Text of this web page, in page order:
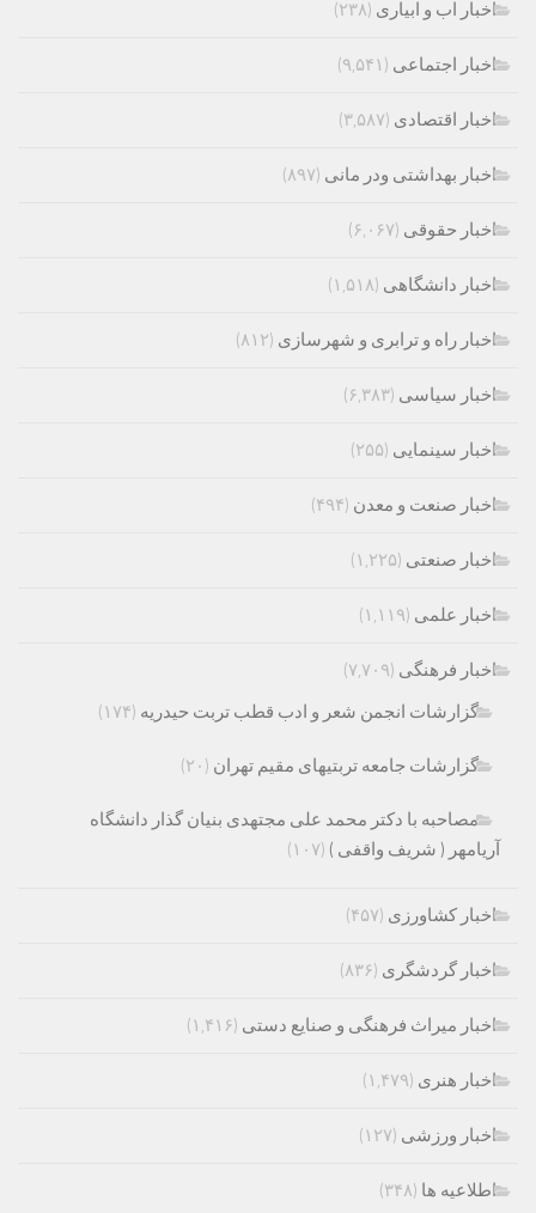
اخبار اب و ابیاری (۲۳۸)
اخبار اجتماعی (۹,۵۴۱)
اخبار اقتصادی (۳,۵۸۷)
اخبار بهداشتی ودر مانی (۸۹۷)
اخبار حقوقی (۶,۰۶۷)
اخبار دانشگاهی (۱,۵۱۸)
اخبار راه و ترابری و شهرسازی (۸۱۲)
اخبار سیاسی (۶,۳۸۳)
اخبار سینمایی (۲۵۵)
اخبار صنعت و معدن (۴۹۴)
اخبار صنعتی (۱,۲۲۵)
اخبار علمی (۱,۱۱۹)
اخبار فرهنگی (۷,۷۰۹)
گزارشات انجمن شعر و ادب قطب تربت حیدریه (۱۷۴)
گزارشات جامعه تربتیهای مقیم تهران (۲۰)
مصاحبه با دکتر محمد علی مجتهدی بنیان گذار دانشگاه
آریامهر ( شریف واقفی ) (۱۰۷)
اخبار کشاورزی (۴۵۷)
اخبار گردشگری (۸۳۶)
اخبار میراث فرهنگی و صنایع دستی (۱,۴۱۶)
اخبار هنری (۱,۴۷۹)
اخبار ورزشی (۱۲۷)
اطلاعیه ها (۳۴۸)